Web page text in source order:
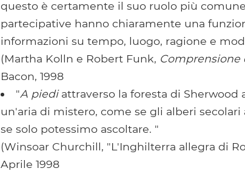
questo è certamente il suo ruolo più
partecipative hanno chiaramente una
informazioni su tempo, luogo, ragione e
(Martha Kolln e Robert Funk, Comprensione
Bacon, 1998
"A piediattraverso la foresta di
un'aria di mistero, come se gli alberi secolari
se solo potessimo ascoltare. "
(Winsoar Churchill, "L'Inghilterra allegra di
Aprile 1998